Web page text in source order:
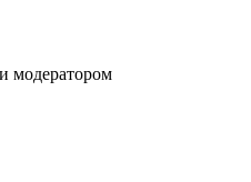
модератором